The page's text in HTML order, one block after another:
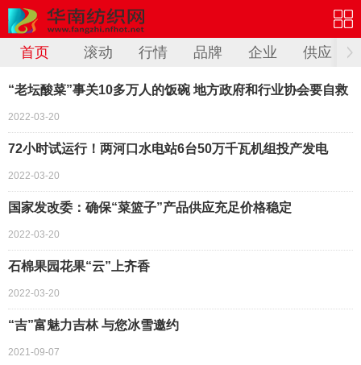
首页 滚动 行情 品牌 企业 供应
“老坛酸菜”事关10多万人的饭碗 地方政府和行业协会要自救
2022-03-20
72小时试运行！两河口水电站6台50万千瓦机组投产发电
2022-03-20
国家发改委：确保“菜篮子”产品供应充足价格稳定
2022-03-20
石棉果园花果“云”上齐香
2022-03-20
“吉”富魅力吉林 与您冰雪邀约
2021-09-07